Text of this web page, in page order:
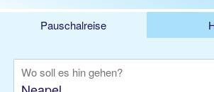
Pauschalreise
Kreuzfahrten
Rundreisen
Wo soll es hin gehen?